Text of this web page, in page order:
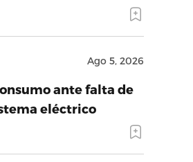
Ago 5, 2026
ante falta de
eléctrico